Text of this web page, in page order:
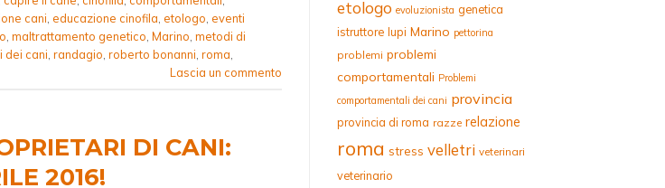
cani educazione cinofila etologo eventi
maltrattamento genetico Marino metodi di
dei cani randagio roberto bonanni roma
Lascia un commento
DI CANI:
2016!
etologo evoluzionista genetica
istruttore lupi Marino pettorina
problemi problemi
comportamentali Problemi
comportamentali dei cani provincia
provincia di roma razze relazione
roma stress velletri veterinari
veterinario